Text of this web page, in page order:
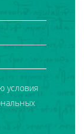
условия